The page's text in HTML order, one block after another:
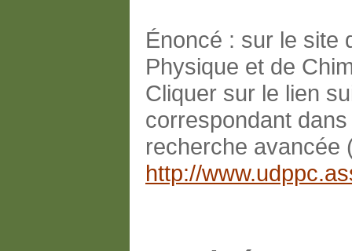
Énoncé : sur le site
Physique et de
Cliquer sur le lien
correspondant
recherche avancée
http://